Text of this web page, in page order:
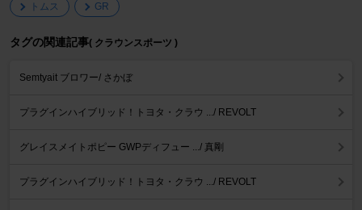
トムス GR
タグの関連記事( クラウンスポーツ )
Semtyait ブロワー/ さかぼ
プラグインハイブリッド！トヨタ・クラウ .../ REVOLT
グレイスメイトポピー GWPディフュー .../ 真剛
プラグインハイブリッド！トヨタ・クラウ .../ REVOLT